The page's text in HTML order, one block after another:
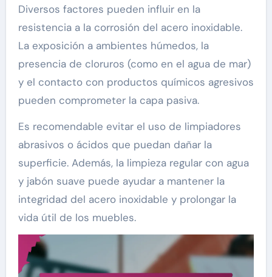
Diversos factores pueden influir en la
resistencia a la corrosión del acero inoxidable.
La exposición a ambientes húmedos, la
presencia de cloruros (como en el agua de mar)
y el contacto con productos químicos agresivos
pueden comprometer la capa pasiva.
Es recomendable evitar el uso de limpiadores
abrasivos o ácidos que puedan dañar la
superficie. Además, la limpieza regular con agua
y jabón suave puede ayudar a mantener la
integridad del acero inoxidable y prolongar la
vida útil de los muebles.